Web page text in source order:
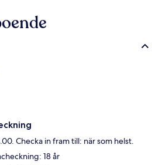
Checka in fram till: när som helst.
18 år